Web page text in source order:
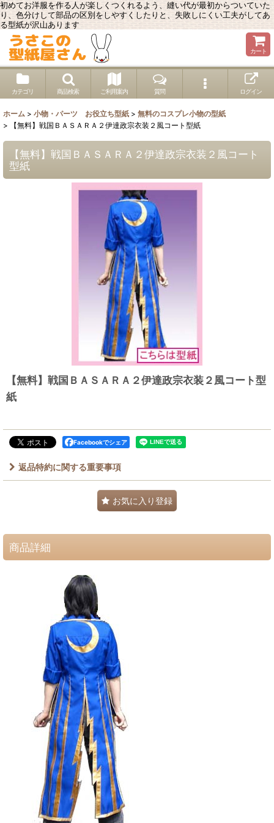
初めてお洋服を作る人が楽しくつくれるよう、縫い代が最初からついていた
り、色分けして部品の区別をしやすくしたりと、失敗しにくい工夫がしてあ
る型紙が沢山あります
カート
カテゴリ 商品検索 ご利用案内 質問 ログイン
ホーム > 小物・パーツ お役立ち型紙 > 無料のコスプレ小物の型紙
>
【無料】戦国ＢＡＳＡＲＡ２伊達政宗衣装２風コート型紙
【無料】戦国ＢＡＳＡＲＡ２伊達政宗衣装２風コート
型紙
【無料】戦国ＢＡＳＡＲＡ２伊達政宗衣装２風コート型
紙
Facebookでシェア
返品特約に関する重要事項
お気に入り登録
商品詳細